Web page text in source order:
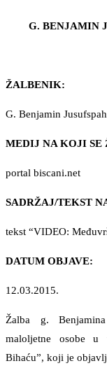
G. BENJAMIN
ŽALBENIK:
G. Benjamin
MEDIJ NA KOJI SE
portal biscani.net
SADRŽAJ/TEKST
tekst “VIDEO:
DATUM OBJAVE:
12.03.2015.
Žalba g.
maloljetne osobe u
Bihaću”, koji je